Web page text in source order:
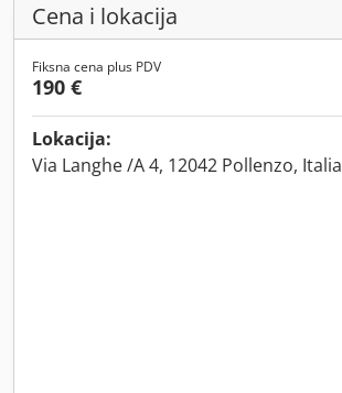
Cena i lokacija
Fiksna cena plus PDV
190 €
Lokacija:
Via Langhe /A 4, 12042 Pollenzo, Italia